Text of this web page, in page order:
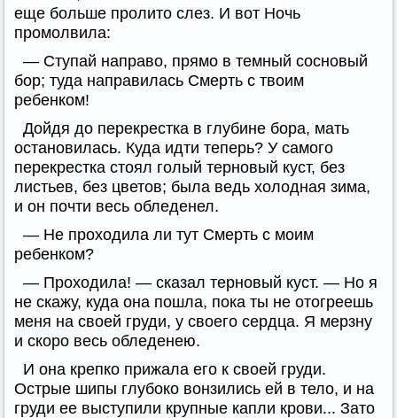
еще больше пролито слез. И вот Ночь
промолвила:
— Ступай направо, прямо в темный сосновый
бор; туда направилась Смерть с твоим
ребенком!
Дойдя до перекрестка в глубине бора, мать
остановилась. Куда идти теперь? У самого
перекрестка стоял голый терновый куст, без
листьев, без цветов; была ведь холодная зима,
и он почти весь обледенел.
— Не проходила ли тут Смерть с моим
ребенком?
— Проходила! — сказал терновый куст. — Но я
не скажу, куда она пошла, пока ты не отогреешь
меня на своей груди, у своего сердца. Я мерзну
и скоро весь обледенею.
И она крепко прижала его к своей груди.
Острые шипы глубоко вонзились ей в тело, и на
груди ее выступили крупные капли крови... Зато